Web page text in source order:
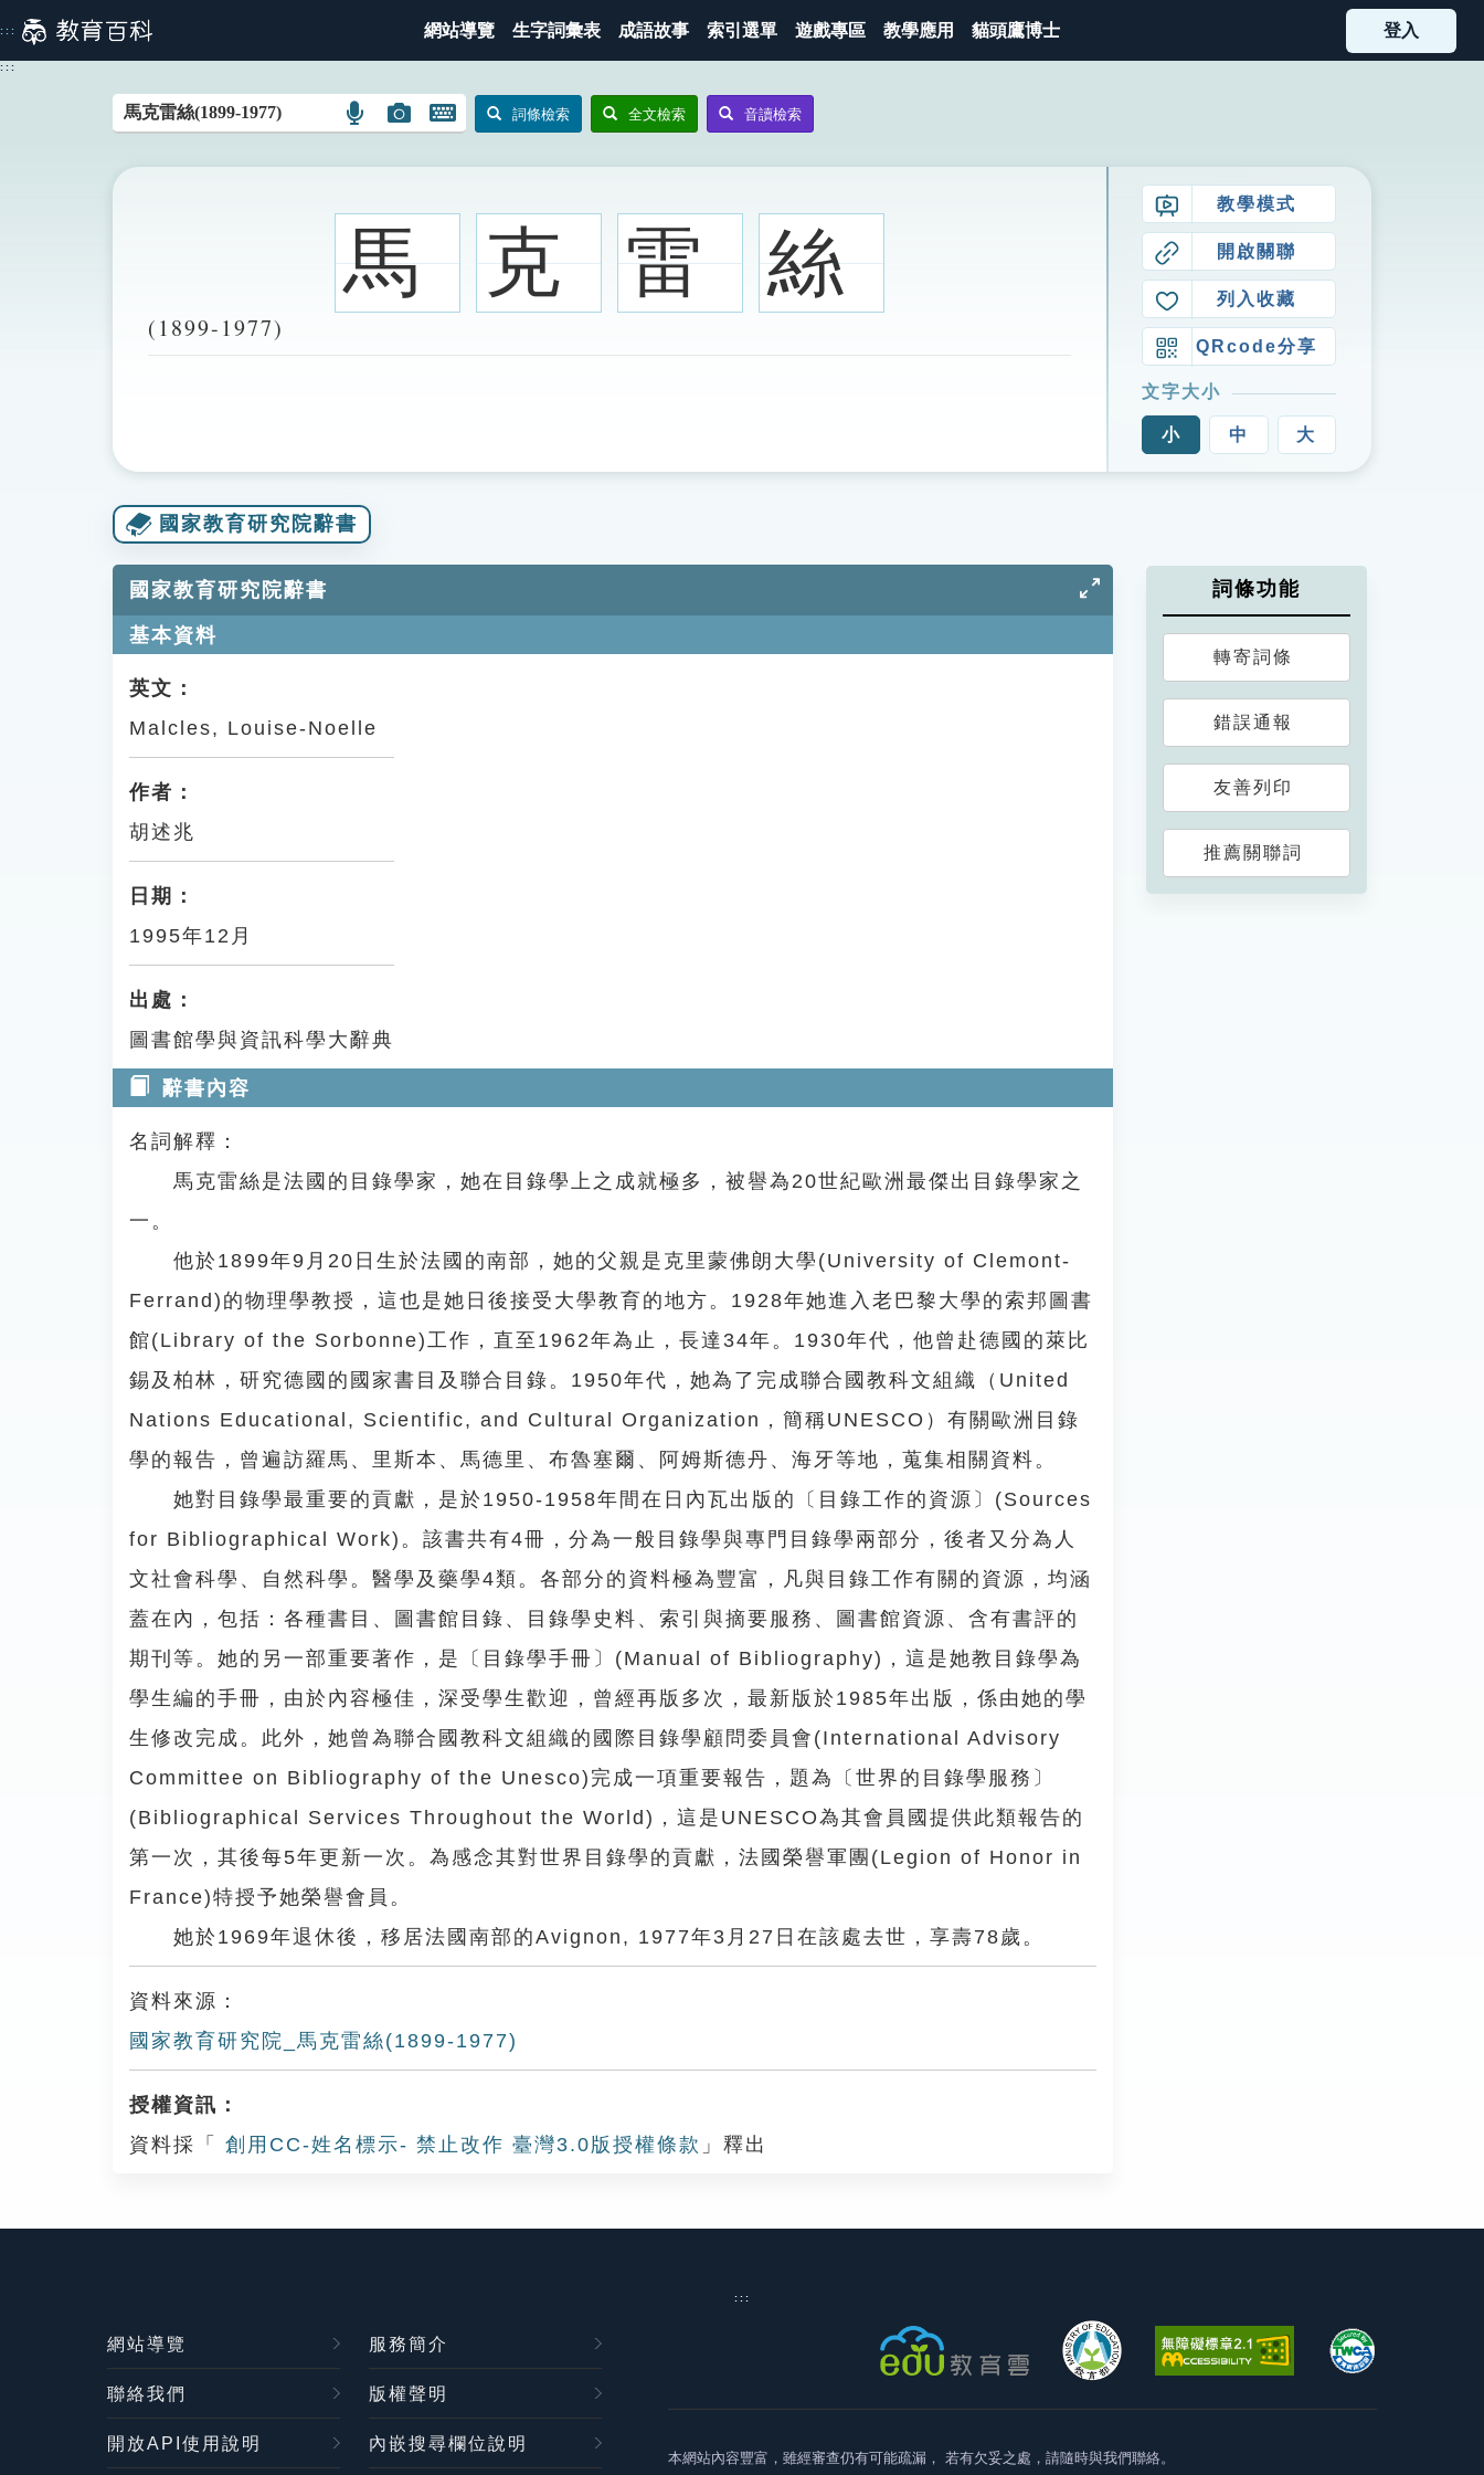
到
主
::: 網站導覽 生字詞彙表 成語故事 索引選單 遊戲專區 教學應用 貓頭鷹博士 登入
:::
語
搜
圖
示
圖
搜
圖
示
開
鍵
圖
詞條檢索 全文檢索 音讀檢索
馬 克 雷 絲
(1899-1977)
教學模式
開啟關聯
列入收藏
QRcode分享
文字大小
小 中 大
國家教育研究院辭書
國家教育研究院辭書
基本資料
英文：
Malcles, Louise-Noelle
作者：
胡述兆
日期：
1995年12月
出處：
圖書館學與資訊科學大辭典
辭書內容
名詞解釋：
馬克雷絲是法國的目錄學家，她在目錄學上之成就極多，被譽為20世紀歐洲最傑出目錄學家之
一。
他於1899年9月20日生於法國的南部，她的父親是克里蒙佛朗大學(University of Clemont-
Ferrand)的物理學教授，這也是她日後接受大學教育的地方。1928年她進入老巴黎大學的索邦圖書
館(Library of the Sorbonne)工作，直至1962年為止，長達34年。1930年代，他曾赴德國的萊比
錫及柏林，研究德國的國家書目及聯合目錄。1950年代，她為了完成聯合國教科文組織（United
Nations Educational, Scientific, and Cultural Organization，簡稱UNESCO）有關歐洲目錄
學的報告，曾遍訪羅馬、里斯本、馬德里、布魯塞爾、阿姆斯德丹、海牙等地，蒐集相關資料。
她對目錄學最重要的貢獻，是於1950-1958年間在日內瓦出版的〔目錄工作的資源〕(Sources
for Bibliographical Work)。該書共有4冊，分為一般目錄學與專門目錄學兩部分，後者又分為人
文社會科學、自然科學。醫學及藥學4類。各部分的資料極為豐富，凡與目錄工作有關的資源，均涵
蓋在內，包括：各種書目、圖書館目錄、目錄學史料、索引與摘要服務、圖書館資源、含有書評的
期刊等。她的另一部重要著作，是〔目錄學手冊〕(Manual of Bibliography)，這是她教目錄學為
學生編的手冊，由於內容極佳，深受學生歡迎，曾經再版多次，最新版於1985年出版，係由她的學
生修改完成。此外，她曾為聯合國教科文組織的國際目錄學顧問委員會(International Advisory
Committee on Bibliography of the Unesco)完成一項重要報告，題為〔世界的目錄學服務〕
(Bibliographical Services Throughout the World)，這是UNESCO為其會員國提供此類報告的
第一次，其後每5年更新一次。為感念其對世界目錄學的貢獻，法國榮譽軍團(Legion of Honor in
France)特授予她榮譽會員。
她於1969年退休後，移居法國南部的Avignon, 1977年3月27日在該處去世，享壽78歲。
資料來源：
國家教育研究院_馬克雷絲(1899-1977)
授權資訊：
資料採「
創用CC-姓名標示- 禁止改作 臺灣3.0版授權條款 」釋出
詞條功能
轉寄詞條
錯誤通報
友善列印
推薦關聯詞
:::
網站導覽 服務簡介
聯絡我們 版權聲明
開放API使用說明 內嵌搜尋欄位說明
本網站內容豐富，雖經審查仍有可能疏漏， 若有欠妥之處，請隨時與我們聯絡。